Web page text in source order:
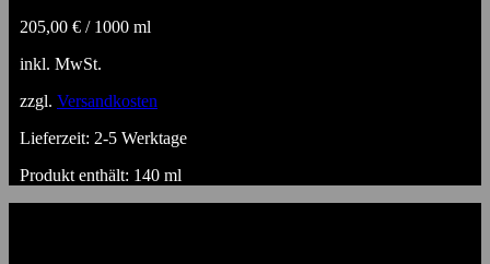
205,00 € / 1000 ml
inkl. MwSt.
zzgl. Versandkosten
Lieferzeit: 2-5 Werktage
Produkt enthält: 140 ml